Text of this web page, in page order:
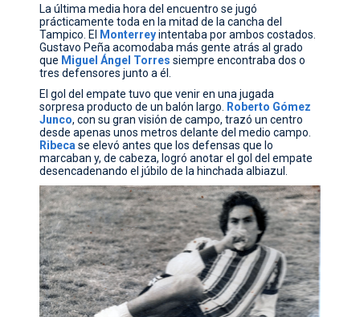
La última media hora del encuentro se jugó
prácticamente toda en la mitad de la cancha del
Tampico. El
Monterreyintentaba por ambos costados.
Gustavo Peña acomodaba más gente atrás al grado
que Miguel Ángel Torres siempre encontraba dos o
tres defensores junto a él.
El gol del empate tuvo que venir en una jugada
sorpresa producto de un balón largo. Roberto Gómez
Junco, con su gran visión de campo, trazó un centro
desde apenas unos metros delante del medio campo.
Ribecase elevó antes que los defensas que lo
marcaban y, de cabeza, logró anotar el gol del empate
desencadenando el júbilo de la hinchada albiazul.